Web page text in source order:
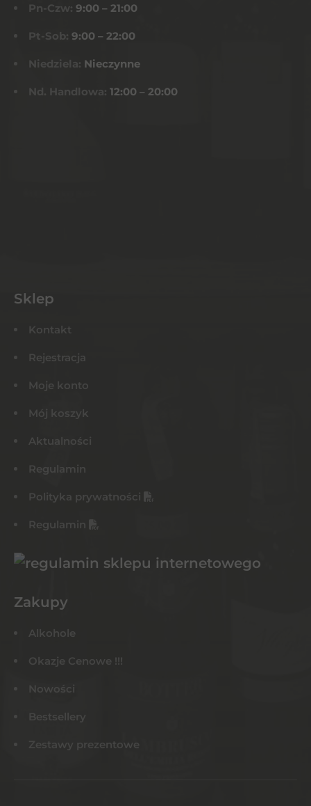
Pn-Czw: 9:00 – 21:00
Pt-Sob: 9:00 – 22:00
Niedziela: Nieczynne
Nd. Handlowa: 12:00 – 20:00
Sklep
Kontakt
Rejestracja
Moje konto
Mój koszyk
Aktualności
Regulamin
Polityka prywatności
Regulamin
Zakupy
Alkohole
Okazje Cenowe !!!
Nowości
Bestsellery
Zestawy prezentowe